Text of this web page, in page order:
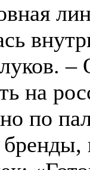
–
на
по